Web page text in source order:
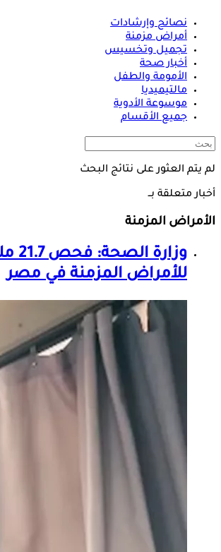
نصائح وإرشادات
أمراض مزمنة
تجميل وتخسيس
أخبار صحة
الأمومة والطفل
مالتيميديا
موسوعة الأدوية
جميع الأقسام
لم يتم العثور على نتائج البحث
أخبار متعلقة بــ
الأمراض المزمنة
للأمراض المزمنة في مصر